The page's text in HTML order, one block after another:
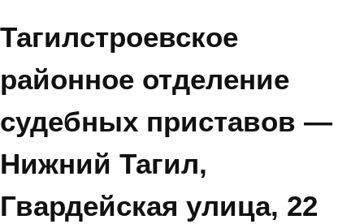
Тагилстроевское
районное отделение
судебных приставов —
Нижний Тагил,
Гвардейская улица, 22